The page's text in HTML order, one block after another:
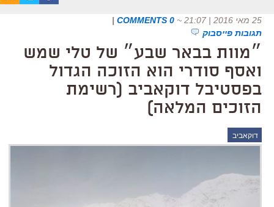
25 מאי 2016 | 21:07 ~
0 COMMENTS
|
תגובות פייסבוק
״מוות בבאר שבע״ של טלי שמש
ואסף סודרי הוא הזוכה הגדול
בפסטיבל דוקאביב (רשימת
הזוכים המלאה)
דוקאביב